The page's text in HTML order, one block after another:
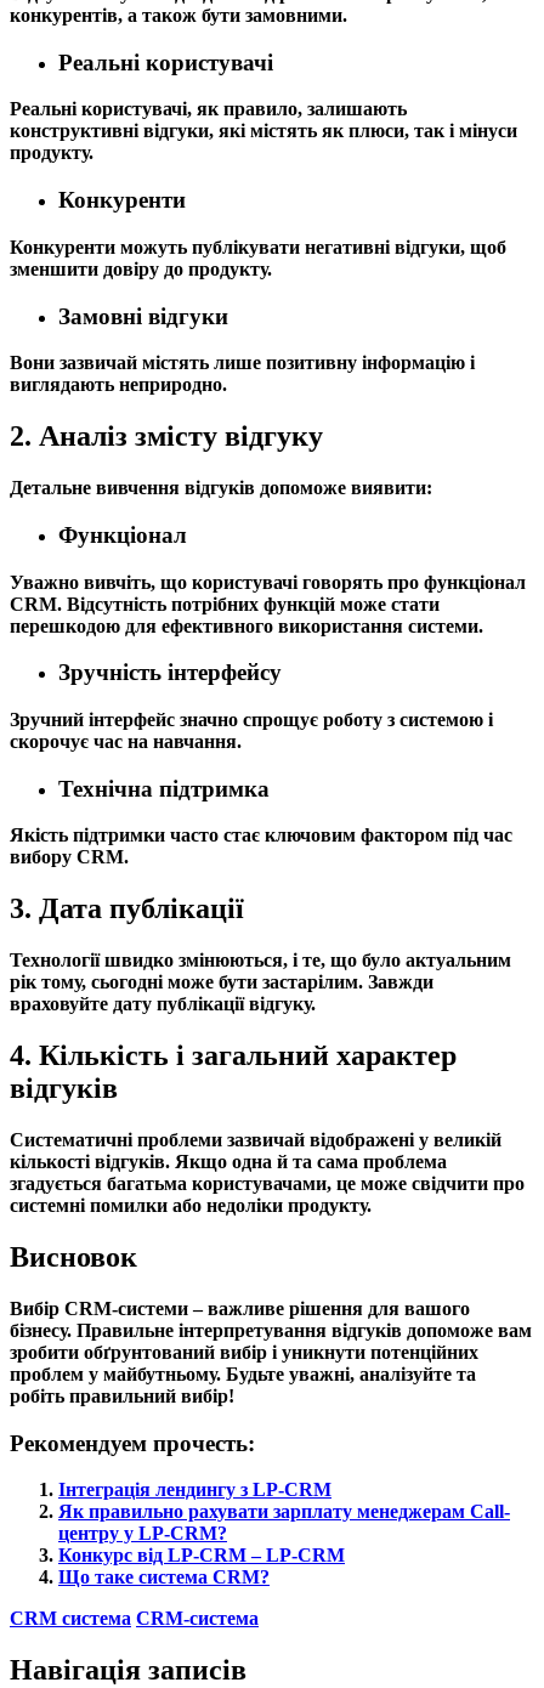
конкурентів, а також бути замовними.
Реальні користувачі
Реальні користувачі, як правило, залишають
конструктивні відгуки, які містять як плюси, так і мінуси
продукту.
Конкуренти
Конкуренти можуть публікувати негативні відгуки, щоб
зменшити довіру до продукту.
Замовні відгуки
Вони зазвичай містять лише позитивну інформацію і
виглядають неприродно.
2. Аналіз змісту відгуку
Детальне вивчення відгуків допоможе виявити:
Функціонал
Уважно вивчіть, що користувачі говорять про функціонал
CRM. Відсутність потрібних функцій може стати
перешкодою для ефективного використання системи.
Зручність інтерфейсу
Зручний інтерфейс значно спрощує роботу з системою і
скорочує час на навчання.
Технічна підтримка
Якість підтримки часто стає ключовим фактором під час
вибору CRM.
3. Дата публікації
Технології швидко змінюються, і те, що було актуальним
рік тому, сьогодні може бути застарілим. Завжди
враховуйте дату публікації відгуку.
4. Кількість і загальний характер
відгуків
Систематичні проблеми зазвичай відображені у великій
кількості відгуків. Якщо одна й та сама проблема
згадується багатьма користувачами, це може свідчити про
системні помилки або недоліки продукту.
Висновок
Вибір CRM-системи – важливе рішення для вашого
бізнесу. Правильне інтерпретування відгуків допоможе вам
зробити обґрунтований вибір і уникнути потенційних
проблем у майбутньому. Будьте уважні, аналізуйте та
робіть правильний вибір!
Рекомендуем прочесть:
Інтеграція лендингу з LP-CRM
Як правильно рахувати зарплату менеджерам Call-
центру у LP-CRM?
Конкурс від LP-CRM – LP-CRM
Що таке система CRM?
CRM система CRM-система
Навігація записів